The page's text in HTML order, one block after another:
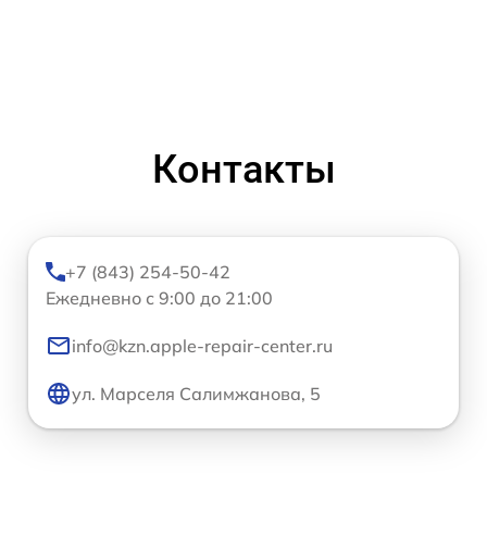
Контакты
+7 (843) 254-50-42
Ежедневно с 9:00 до 21:00
info@kzn.apple-repair-center.ru
ул. Марселя Салимжанова, 5